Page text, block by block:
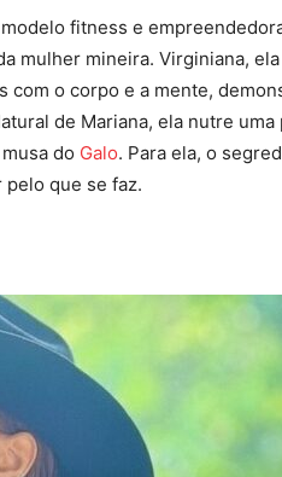
fitness e
mulher mineira. Virginiana,
o corpo e a mente,
de Mariana, ela nutre uma
do Galo. Para ela, o
pelo que se faz.